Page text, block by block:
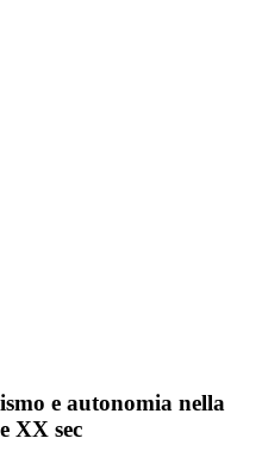
e autonomia nella
XX sec